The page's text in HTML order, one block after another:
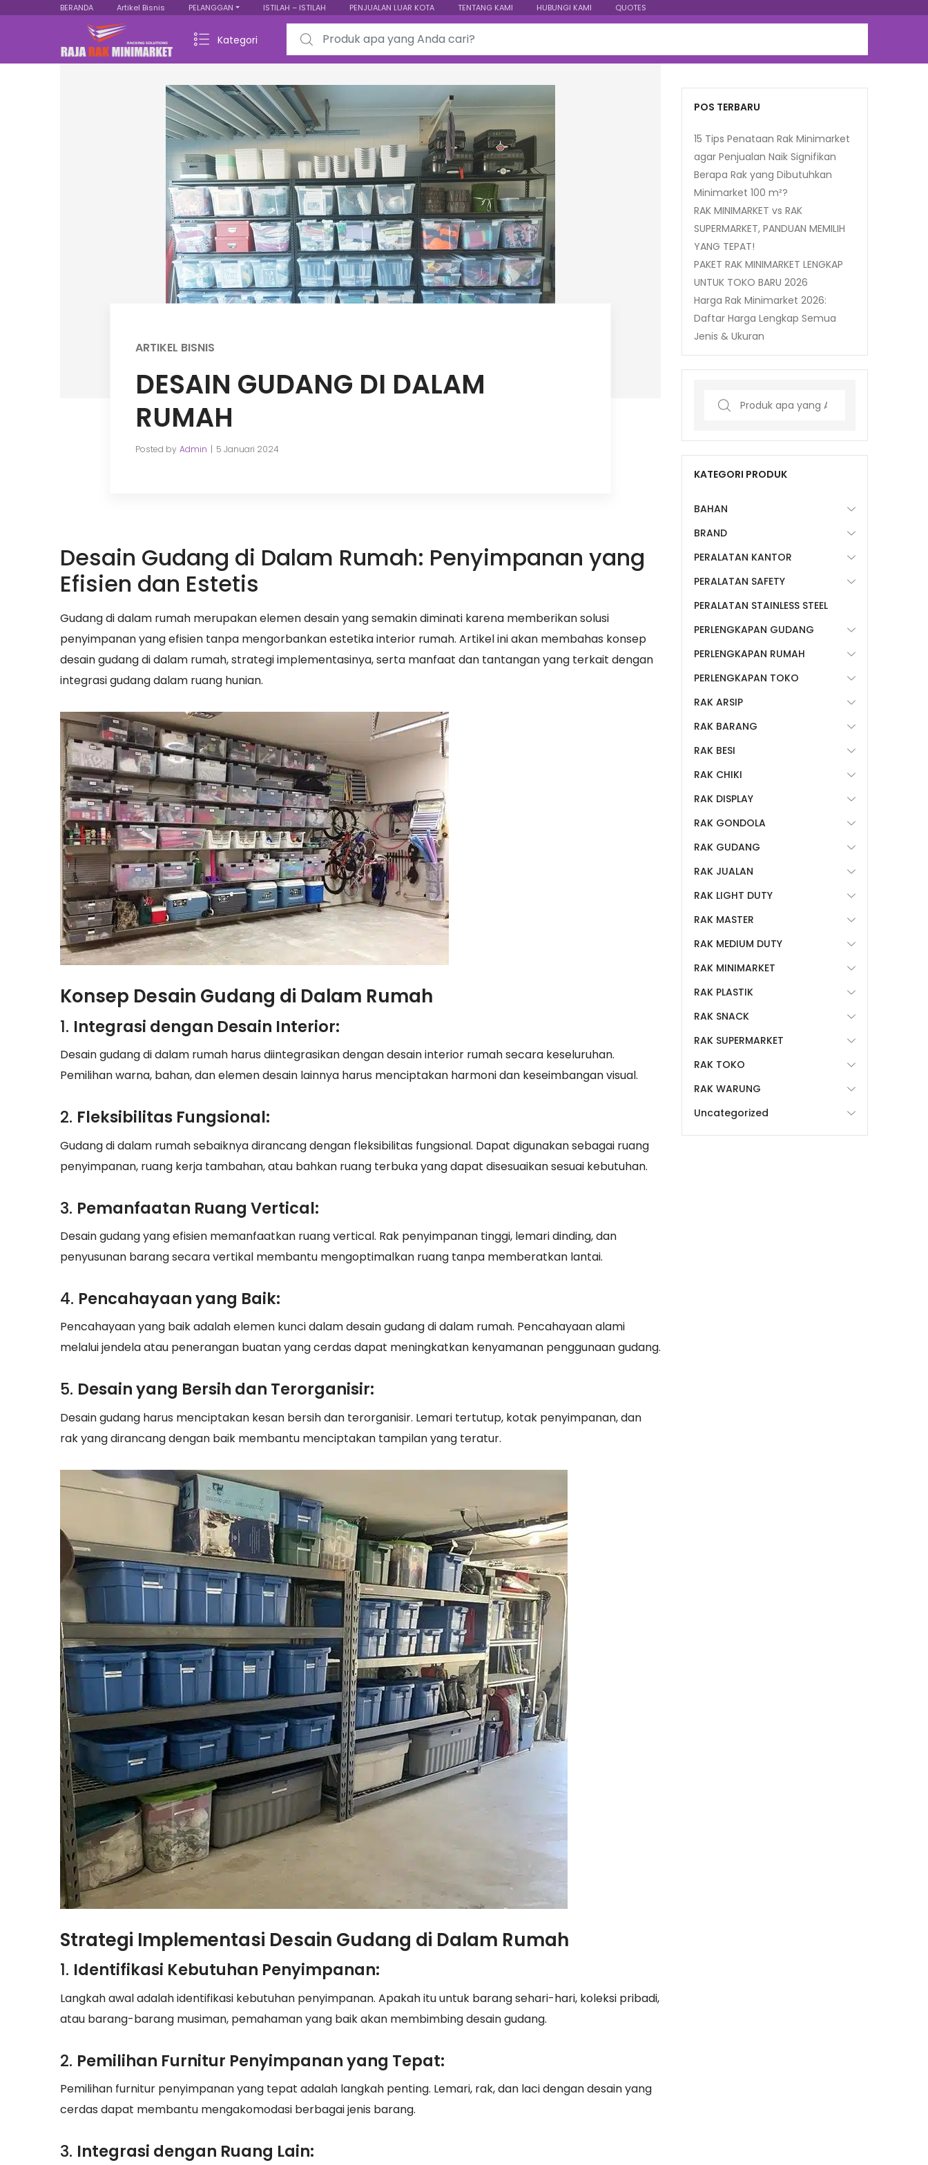
BERANDA Artikel Bisnis PELANGGAN ISTILAH – ISTILAH PENJUALAN LUAR KOTA TENTANG KAMI HUBUNGI KAMI QUOTES
Kategori
Search for:
ARTIKEL BISNIS
DESAIN GUDANG DI DALAM
RUMAH
Posted by Admin 5 Januari 2024
Desain Gudang di Dalam Rumah: Penyimpanan yang
Efisien dan Estetis
Gudang di dalam rumah merupakan elemen desain yang semakin diminati karena memberikan solusi
penyimpanan yang efisien tanpa mengorbankan estetika interior rumah. Artikel ini akan membahas konsep
desain gudang di dalam rumah, strategi implementasinya, serta manfaat dan tantangan yang terkait dengan
integrasi gudang dalam ruang hunian.
Konsep Desain Gudang di Dalam Rumah
1. Integrasi dengan Desain Interior:
Desain gudang di dalam rumah harus diintegrasikan dengan desain interior rumah secara keseluruhan.
Pemilihan warna, bahan, dan elemen desain lainnya harus menciptakan harmoni dan keseimbangan visual.
2. Fleksibilitas Fungsional:
Gudang di dalam rumah sebaiknya dirancang dengan fleksibilitas fungsional. Dapat digunakan sebagai ruang
penyimpanan, ruang kerja tambahan, atau bahkan ruang terbuka yang dapat disesuaikan sesuai kebutuhan.
3. Pemanfaatan Ruang Vertical:
Desain gudang yang efisien memanfaatkan ruang vertical. Rak penyimpanan tinggi, lemari dinding, dan
penyusunan barang secara vertikal membantu mengoptimalkan ruang tanpa memberatkan lantai.
4. Pencahayaan yang Baik:
Pencahayaan yang baik adalah elemen kunci dalam desain gudang di dalam rumah. Pencahayaan alami
melalui jendela atau penerangan buatan yang cerdas dapat meningkatkan kenyamanan penggunaan gudang.
5. Desain yang Bersih dan Terorganisir:
Desain gudang harus menciptakan kesan bersih dan terorganisir. Lemari tertutup, kotak penyimpanan, dan
rak yang dirancang dengan baik membantu menciptakan tampilan yang teratur.
Strategi Implementasi Desain Gudang di Dalam Rumah
1. Identifikasi Kebutuhan Penyimpanan:
Langkah awal adalah identifikasi kebutuhan penyimpanan. Apakah itu untuk barang sehari-hari, koleksi pribadi,
atau barang-barang musiman, pemahaman yang baik akan membimbing desain gudang.
2. Pemilihan Furnitur Penyimpanan yang Tepat:
Pemilihan furnitur penyimpanan yang tepat adalah langkah penting. Lemari, rak, dan laci dengan desain yang
cerdas dapat membantu mengakomodasi berbagai jenis barang.
3. Integrasi dengan Ruang Lain:
POS TERBARU
15 Tips Penataan Rak Minimarket
agar Penjualan Naik Signifikan
Berapa Rak yang Dibutuhkan
Minimarket 100 m²?
RAK MINIMARKET vs RAK
SUPERMARKET, PANDUAN MEMILIH
YANG TEPAT!
PAKET RAK MINIMARKET LENGKAP
UNTUK TOKO BARU 2026
Harga Rak Minimarket 2026:
Daftar Harga Lengkap Semua
Jenis & Ukuran
Search
KATEGORI PRODUK
BAHAN
BRAND
PERALATAN KANTOR
PERALATAN SAFETY
PERALATAN STAINLESS STEEL
PERLENGKAPAN GUDANG
PERLENGKAPAN RUMAH
PERLENGKAPAN TOKO
RAK ARSIP
RAK BARANG
RAK BESI
RAK CHIKI
RAK DISPLAY
RAK GONDOLA
RAK GUDANG
RAK JUALAN
RAK LIGHT DUTY
RAK MASTER
RAK MEDIUM DUTY
RAK MINIMARKET
RAK PLASTIK
RAK SNACK
RAK SUPERMARKET
RAK TOKO
RAK WARUNG
Uncategorized